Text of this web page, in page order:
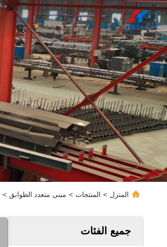
المنزل > المنتجات > مبنى متعدد الطوابق >
جميع الفئات